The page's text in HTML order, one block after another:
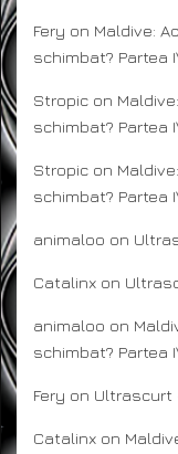
Fery on Maldive:
schimbat? Partea
Stropic on
schimbat? Partea
Stropic on
schimbat? Partea
animaloo on
Catalinx on
animaloo on
schimbat? Partea
Fery on Ultrascurt
Catalinx on